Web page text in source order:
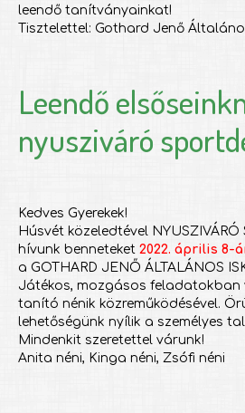
leendő tanítványainkat!
Tisztelettel: Gothard Jenő
Leendő
nyusziváró
Kedves Gyerekek!
Húsvét közeledtével NYUSZIVÁRÓ
hívunk benneteket 2022. április 8-
a GOTHARD JENŐ ÁLTALÁNOS
Játékos, mozgásos feladatokban
tanító nénik közreműködésével.
lehetőségünk nyílik a személyes
Mindenkit szeretettel várunk!
Anita néni, Kinga néni, Zsófi néni